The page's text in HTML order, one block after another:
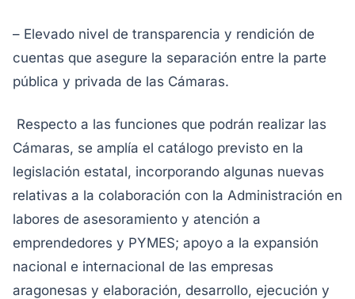
– Elevado nivel de transparencia y rendición de
cuentas que asegure la separación entre la parte
pública y privada de las Cámaras.
Respecto a las funciones que podrán realizar las
Cámaras, se amplía el catálogo previsto en la
legislación estatal, incorporando algunas nuevas
relativas a la colaboración con la Administración en
labores de asesoramiento y atención a
emprendedores y PYMES; apoyo a la expansión
nacional e internacional de las empresas
aragonesas y elaboración, desarrollo, ejecución y